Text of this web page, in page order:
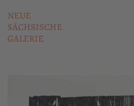
NEUE
SÄCHSISCHE
GALERIE